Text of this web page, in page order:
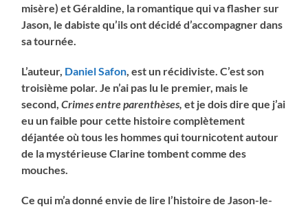
misère) et Géraldine, la romantique qui va flasher sur
Jason, le dabiste qu’ils ont décidé d’accompagner dans
sa tournée.
L’auteur, Daniel Safon , est un récidiviste. C’est son
troisième polar. Je n’ai pas lu le premier, mais le
second,Crimes entre parenthèses,et je dois dire que j’ai
eu un faible pour cette histoire complètement
déjantée où tous les hommes qui tournicotent autour
de la mystérieuse Clarine tombent comme des
mouches.
Ce qui m’a donné envie de lire l’histoire de Jason-le-